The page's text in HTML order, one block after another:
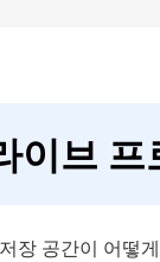
이브
장 공간이 어떻